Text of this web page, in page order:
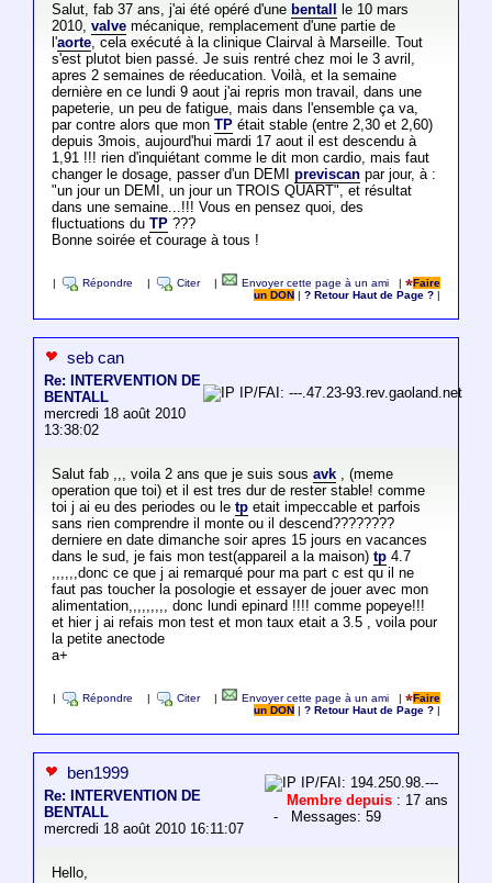
Salut, fab 37 ans, j'ai été opéré d'une bentall
le 10 mars
2010, valvemécanique, remplacement d'une partie de
l'aorte, cela exécuté à la clinique Clairval à Marseille. Tout
s'est plutot bien passé. Je suis rentré chez moi le 3 avril,
apres 2 semaines de réeducation. Voilà, et la semaine
dernière en ce lundi 9 aout j'ai repris mon travail, dans une
papeterie, un peu de fatigue, mais dans l'ensemble ça va,
par contre alors que mon TPétait stable (entre 2,30 et 2,60)
depuis 3mois, aujourd'hui mardi 17 aout il est descendu à
1,91 !!! rien d'inquiétant comme le dit mon cardio, mais faut
changer le dosage, passer d'un DEMI previscanpar jour, à :
"un jour un DEMI, un jour un TROIS QUART", et résultat
dans une semaine...!!! Vous en pensez quoi, des
fluctuations du TP???
Bonne soirée et courage à tous !
Répondre Citer Envoyer cette page à un ami |
Faire
un DON
|? Retour Haut de Page ?
seb can
Re: INTERVENTION DE
BENTALL
mercredi 18 août 2010
13:38:02
IP/FAI: ---.47.23-93.rev.gaoland.net
Salut fab ,,, voila 2 ans que je suis sous avk, (meme
operation que toi) et il est tres dur de rester stable! comme
toi j ai eu des periodes ou le tpetait impeccable et parfois
sans rien comprendre il monte ou il descend????????
derniere en date dimanche soir apres 15 jours en vacances
dans le sud, je fais mon test(appareil a la maison) tp4.7
,,,,,,donc ce que j ai remarqué pour ma part c est qu il ne
faut pas toucher la posologie et essayer de jouer avec mon
alimentation,,,,,,,,, donc lundi epinard !!!! comme popeye!!!
et hier j ai refais mon test et mon taux etait a 3.5 , voila pour
la petite anectode
a+
Répondre Citer Envoyer cette page à un ami |
Faire
un DON
|? Retour Haut de Page ?
ben1999
Re: INTERVENTION DE
BENTALL
mercredi 18 août 2010 16:11:07
IP/FAI: 194.250.98.---
Membre depuis : 17 ans
- Messages: 59
Hello,